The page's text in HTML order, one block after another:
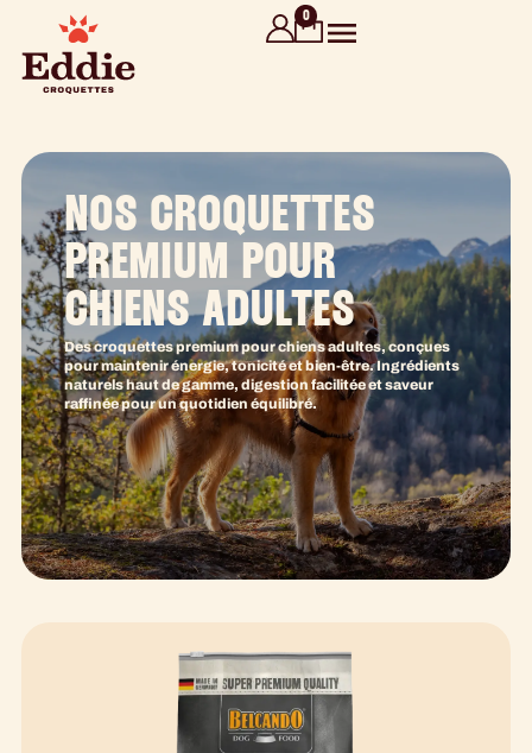
0
NOS CROQUETTES
PREMIUM POUR
CHIENS ADULTES
Des croquettes premium pour chiens adultes, conçues
pour maintenir énergie, tonicité et bien-être. Ingrédients
naturels haut de gamme, digestion facilitée et saveur
raffinée pour un quotidien équilibré.